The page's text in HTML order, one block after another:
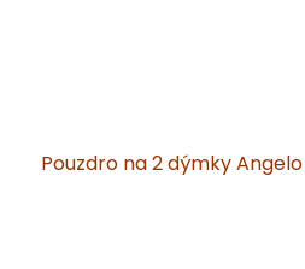
Pouzdro na 2 dýmky